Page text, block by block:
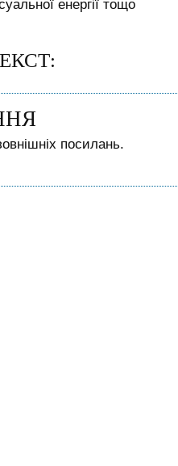
енергії тощо
посилань.